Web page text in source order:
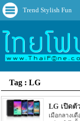
Trend Stylish Fun
Tag : LG
LG เปิดตั
เมื่อกลางเ